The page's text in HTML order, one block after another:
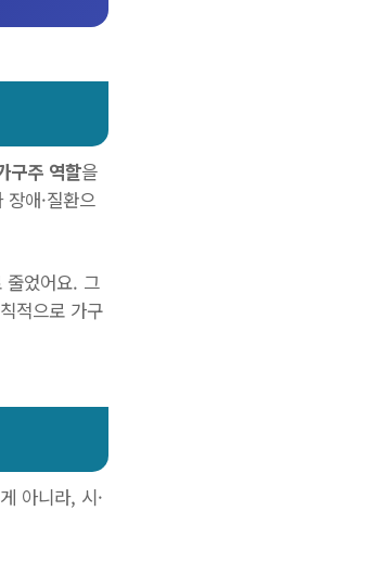
구주 역할을
애·질환으
줄었어요. 그
적으로 가구
아니라, 시·